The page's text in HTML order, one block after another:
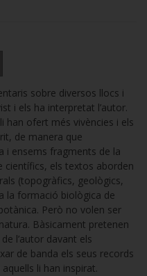
sobre diversos llocs i
i els ha interpretat l’autor.
han ofert més vivències i els
de manera que
i ensems fragments de la
científics, els textos aborden
(topogràfics, geològics,
la formació biològica de
Però no volen ser
Bàsicament pretenen
l’autor davant els
de banda els seus records
li han inspirat.